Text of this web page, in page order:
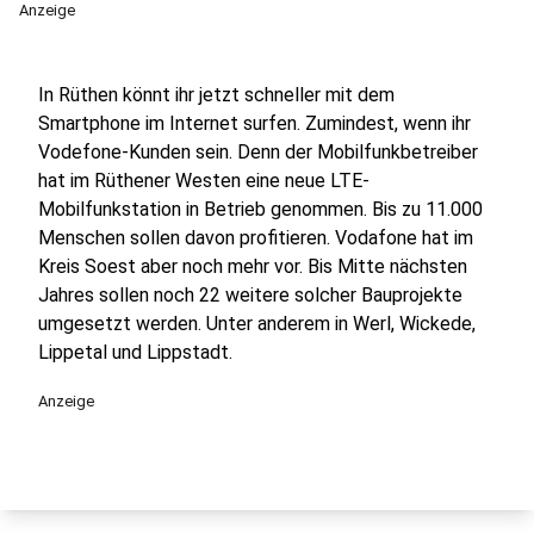
Anzeige
In Rüthen könnt ihr jetzt schneller mit dem
Smartphone im Internet surfen. Zumindest, wenn ihr
Vodefone-Kunden sein. Denn der Mobilfunkbetreiber
hat im Rüthener Westen eine neue LTE-
Mobilfunkstation in Betrieb genommen. Bis zu 11.000
Menschen sollen davon profitieren. Vodafone hat im
Kreis Soest aber noch mehr vor. Bis Mitte nächsten
Jahres sollen noch 22 weitere solcher Bauprojekte
umgesetzt werden. Unter anderem in Werl, Wickede,
Lippetal und Lippstadt.
Anzeige